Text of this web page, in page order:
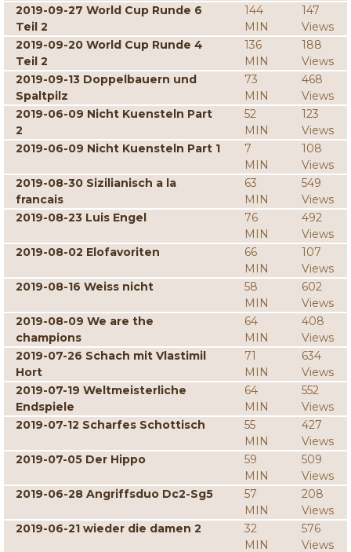
2019-09-27 World Cup Runde 6
Teil 2
144
MIN
147
Views
2019-09-20 World Cup Runde 4
Teil 2
136
MIN
188
Views
2019-09-13 Doppelbauern und
Spaltpilz
73
MIN
468
Views
2019-06-09 Nicht Kuensteln Part
2
52
MIN
123
Views
2019-06-09 Nicht Kuensteln Part 1
7
MIN
108
Views
2019-08-30 Sizilianisch a la
francais
63
MIN
549
Views
2019-08-23 Luis Engel
76
MIN
492
Views
2019-08-02 Elofavoriten
66
MIN
107
Views
2019-08-16 Weiss nicht
58
MIN
602
Views
2019-08-09 We are the
champions
64
MIN
408
Views
2019-07-26 Schach mit Vlastimil
Hort
71
MIN
634
Views
2019-07-19 Weltmeisterliche
Endspiele
64
MIN
552
Views
2019-07-12 Scharfes Schottisch
55
MIN
427
Views
2019-07-05 Der Hippo
59
MIN
509
Views
2019-06-28 Angriffsduo Dc2-Sg5
57
MIN
208
Views
2019-06-21 wieder die damen 2
32
MIN
576
Views